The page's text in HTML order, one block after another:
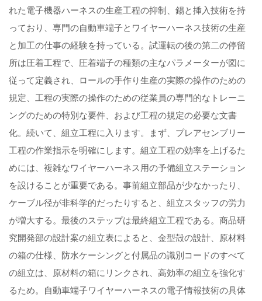
れた電子機器ハーネスの生産工程の抑制、錫と挿入技術を持
っており、専門の自動車端子とワイヤーハーネス技術の生産
と加工の仕事の経験を持っている。試運転の後の第二の停留
所は圧着工程で、圧着端子の種類の主なパラメーターが図に
従って定義され、ロールの手作り生産の実際の操作のための
規定、工程の実際の操作のための従業員の専門的なトレーニ
ングのための特別な要件、および工程の規定の必要な文書
化。続いて、組立工程に入ります。まず、プレアセンブリー
工程の作業指示を明確にします。組立工程の効率を上げるた
めには、複雑なワイヤーハーネス用の予備組立ステーション
を設けることが重要である。事前組立部品が少なかったり、
ケーブル径が非科学的だったりすると、組立スタッフの労力
が増大する。最後のステップは最終組立工程である。商品研
究開発部の設計案の組立表によると、金型殻の設計、原材料
の箱の仕様、防水ケーシングと付属品の識別コードのすべて
の組立は、原材料の箱にリンクされ、高効率の組立を強化す
るため。自動車端子ワイヤーハーネスの電子情報技術の具体